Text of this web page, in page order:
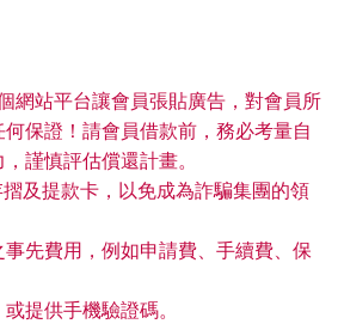
網站平台讓會員張貼廣告，對會員所
保證！請會員借款前，務必考量自
謹慎評估償還計畫。
及提款卡，以免成為詐騙集團的領
先費用，例如申請費、手續費、保
提供手機驗證碼。